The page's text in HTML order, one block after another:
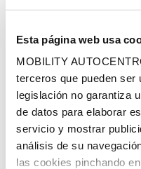
Esta página web usa
MOBILITY
terceros que pueden
legislación no garantiza
de datos para elaborar
servicio y mostrar
análisis de su
las cookies pinchando
Volumen
Diésel
Combustible